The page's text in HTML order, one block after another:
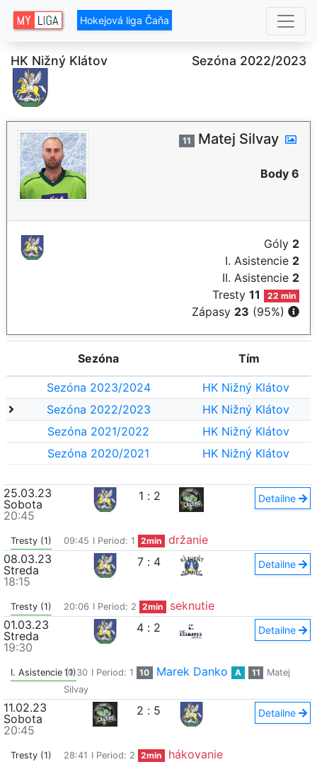
Hokejová liga Čaňa
HK Nižný Klátov Sezóna 2022/2023
11 Matej Silvay
Body 6
Góly 2
I. Asistencie 2
II. Asistencie 2
Tresty11 22 min
Zápasy 23 (95%)
Sezóna Tím
Sezóna 2023/2024
HK Nižný Klátov
Sezóna 2022/2023
HK Nižný Klátov
Sezóna 2021/2022
HK Nižný Klátov
Sezóna 2020/2021
HK Nižný Klátov
25.03.23
Sobota
20:45
1 : 2 Detailne
Tresty (1) 09:45 I Period: 1 2min
držanie
08.03.23
Streda
18:15
7 : 4 Detailne
Tresty (1) 20:06 I Period: 2 2min
seknutie
01.03.23
Streda
19:30
4 : 2 Detailne
I. Asistencie (1)10:30 I Period: 1 10 Marek Danko A 11
Matej
Silvay
11.02.23
Sobota
20:45
2 : 5 Detailne
Tresty (1) 28:41 I Period: 2 2min
hákovanie